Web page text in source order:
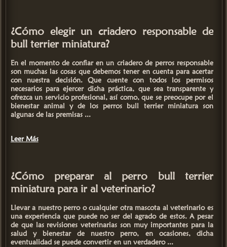
¿Cómo elegir un criadero responsable de
bull terrier miniatura?
En el momento de confiar en un criadero de perros responsable
son muchas las cosas que debemos tener en cuenta para acertar
con nuestra decisión. Que cuente con todos los permisos
necesarios para ejercer dicha práctica, que sea transparente y
ofrezca un servicio profesional, así como, que se preocupe por el
bienestar animal y de los perros bull terrier miniaturason
algunas de las premisas ...
Leer Más
¿Cómo preparar al perro bull terrier
miniatura para ir al veterinario?
Llevar a nuestro perro o cualquier otra mascota al veterinario es
una experiencia que puede no ser del agrado de estos. A pesar
de que las revisiones veterinarias son muy importantes para la
salud y bienestar de nuestro perro, en ocasiones, dicha
eventualidad se puede convertir en un verdadero ...